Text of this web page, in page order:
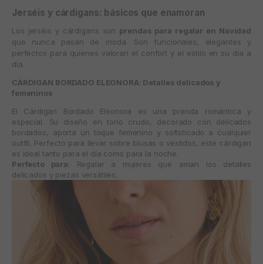
Jerséis y cárdigans: básicos que enamoran
Los jerséis y cárdigans son prendas para regalar en Navidad
que nunca pasan de moda. Son funcionales, elegantes y
perfectos para quienes valoran el confort y el estilo en su día a
día.
CÁRDIGAN BORDADO ELEONORA: Detalles delicados y
femeninos
El Cárdigan Bordado Eleonora es una prenda romántica y
especial. Su diseño en tono crudo, decorado con delicados
bordados, aporta un toque femenino y sofisticado a cualquier
outfit. Perfecto para llevar sobre blusas o vestidos, este cárdigan
es ideal tanto para el día como para la noche.
Perfecto para: Regalar a mujeres que aman los detalles
delicados y piezas versátiles.